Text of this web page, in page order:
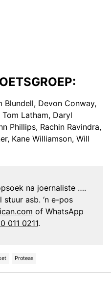
Blundell, Devon Conway,
Latham, Daryl
Phillips, Rachin Ravindra,
Kane Williamson, Will
na joernaliste ….
asb. ‘n e-pos
of WhatsApp
011 0211.
Proteas